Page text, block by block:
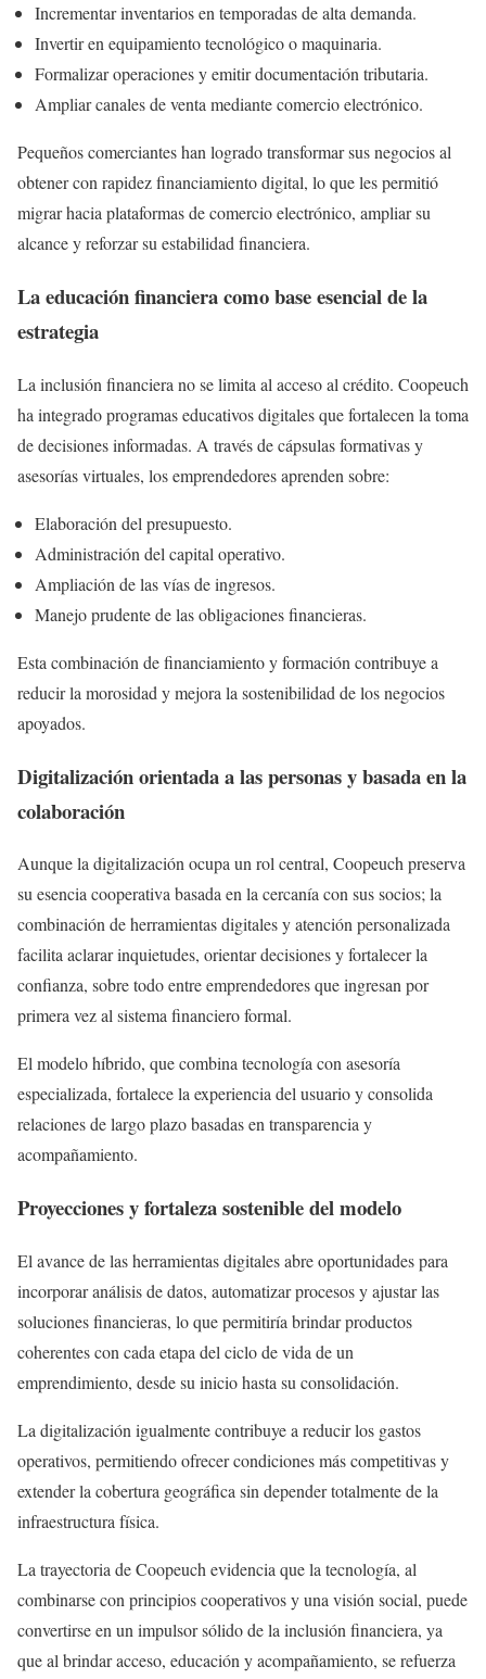
Incrementar inventarios en temporadas de alta demanda.
Invertir en equipamiento tecnológico o maquinaria.
Formalizar operaciones y emitir documentación tributaria.
Ampliar canales de venta mediante comercio electrónico.
Pequeños comerciantes han logrado transformar sus negocios al
obtener con rapidez financiamiento digital, lo que les permitió
migrar hacia plataformas de comercio electrónico, ampliar su
alcance y reforzar su estabilidad financiera.
La educación financiera como base esencial de la
estrategia
La inclusión financiera no se limita al acceso al crédito. Coopeuch
ha integrado programas educativos digitales que fortalecen la toma
de decisiones informadas. A través de cápsulas formativas y
asesorías virtuales, los emprendedores aprenden sobre:
Elaboración del presupuesto.
Administración del capital operativo.
Ampliación de las vías de ingresos.
Manejo prudente de las obligaciones financieras.
Esta combinación de financiamiento y formación contribuye a
reducir la morosidad y mejora la sostenibilidad de los negocios
apoyados.
Digitalización orientada a las personas y basada en la
colaboración
Aunque la digitalización ocupa un rol central, Coopeuch preserva
su esencia cooperativa basada en la cercanía con sus socios; la
combinación de herramientas digitales y atención personalizada
facilita aclarar inquietudes, orientar decisiones y fortalecer la
confianza, sobre todo entre emprendedores que ingresan por
primera vez al sistema financiero formal.
El modelo híbrido, que combina tecnología con asesoría
especializada, fortalece la experiencia del usuario y consolida
relaciones de largo plazo basadas en transparencia y
acompañamiento.
Proyecciones y fortaleza sostenible del modelo
El avance de las herramientas digitales abre oportunidades para
incorporar análisis de datos, automatizar procesos y ajustar las
soluciones financieras, lo que permitiría brindar productos
coherentes con cada etapa del ciclo de vida de un
emprendimiento, desde su inicio hasta su consolidación.
La digitalización igualmente contribuye a reducir los gastos
operativos, permitiendo ofrecer condiciones más competitivas y
extender la cobertura geográfica sin depender totalmente de la
infraestructura física.
La trayectoria de Coopeuch evidencia que la tecnología, al
combinarse con principios cooperativos y una visión social, puede
convertirse en un impulsor sólido de la inclusión financiera, ya
que al brindar acceso, educación y acompañamiento, se refuerza